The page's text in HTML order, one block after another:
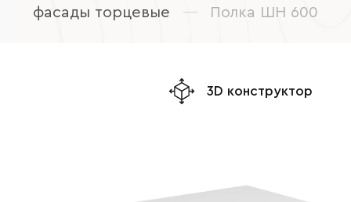
фасады торцевые
— Полка ШН 600
3D конструктор